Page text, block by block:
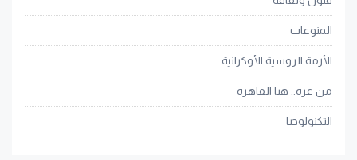
المنوعات
الأزمة الروسية الأوكرانية
من غزة.. هنا القاهرة
التكنولوجيا